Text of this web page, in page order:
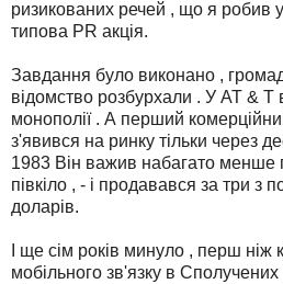
ризикованих речей , що я робив
типова PR акція.
Завдання було виконано ,
відомство розбурхали . У AT & T
монополії . А перший
з'явився на ринку тільки через
1983 Він важив набагато менше
півкіло , - і продавався за три з
доларів.
І ще сім років минуло , перш ніж
мобільного зв'язку в